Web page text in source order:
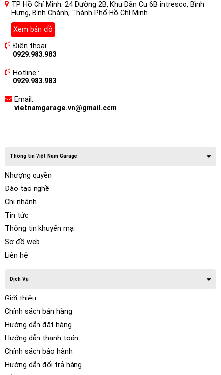
TP Hồ Chí Minh: 24 Đường 2B, Khu Dân Cư 6B intresco, Bình
Hưng, Bình Chánh, Thành Phố Hồ Chí Minh.
Xem bản đồ
Điện thoại:
0929.983.983
Hotline :
0929.983.983
Email:
vietnamgarage.vn@gmail.com
Thông tin Việt Nam Garage
Nhượng quyền
Đào tạo nghề
Chi nhánh
Tin tức
Thông tin khuyến mại
Sơ đồ web
Liên hệ
Dịch Vụ
Giới thiệu
Chính sách bán hàng
Hướng dẫn đặt hàng
Hướng dẫn thanh toán
Chính sách bảo hành
Hướng dẫn đổi trả hàng